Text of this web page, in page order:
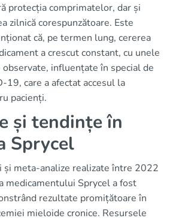
protecția comprimatelor, dar și
zilnică corespunzătoare. Este
că, pe termen lung, cererea
a crescut constant, cu unele
influențate în special de
19, care a afectat accesul la
pacienți.
și tendințe în
Sprycel
meta-analize realizate între 2022
medicamentului Sprycel a fost
rezultate promițătoare în
mieloide cronice. Resursele